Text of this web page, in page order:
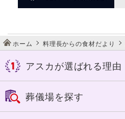
ホーム 料理長からの食材だより
アスカが選ばれる理由
アスカの特長
控室への心配り
葬儀場を探す